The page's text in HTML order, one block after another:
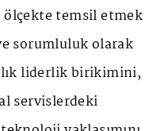
temsil etmek
sorumluluk olarak
liderlik birikimini,
servislerdeki